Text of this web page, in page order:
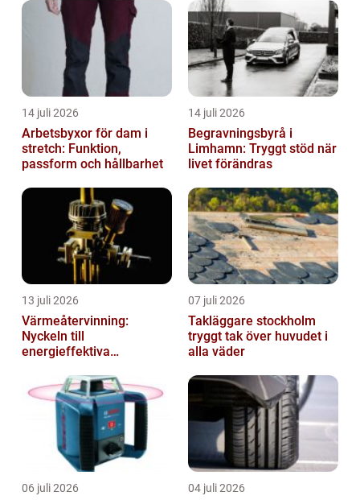
14 juli 2026
Arbetsbyxor för dam i
stretch: Funktion,
passform och hållbarhet
14 juli 2026
Begravningsbyrå i
Limhamn: Tryggt stöd när
livet förändras
13 juli 2026
Värmeåtervinning:
Nyckeln till
energieffektiva
07 juli 2026
Takläggare stockholm
tryggt tak över huvudet i
alla väder
06 juli 2026 04 juli 2026